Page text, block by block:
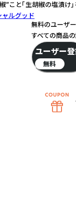
”こと「生胡椒の塩漬け
ャルグッド
無料のユーザ
すべての商品
ユーザー
無料